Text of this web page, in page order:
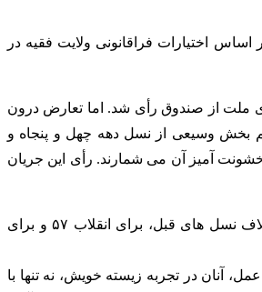
اما هسته سخت ایدئولوژیک‌قدرت بر اساس اختیارات فراقانونی ولایت فقیه در
دولت محور و ناامیدی ملت از صندوق رأی شد. اما تعارض درون
بخش وسیعی از نسل دهه چهل و پنجاه و
آمیز آن می شمارند. رأی این جریان
این جریان‌فکری-اجتماعی، نظام ایدئولوژیک حاکم را اصلاح ناپذیر دانسته ‌و خواهان گذار و رهایی از آن است. نسل دهه های ۷۰ و ۸۰ بر خلاف نسل های قبل، برای انقلاب ۵۷ و برای
آنان در تجربه زیسته خویش، نه تنها با